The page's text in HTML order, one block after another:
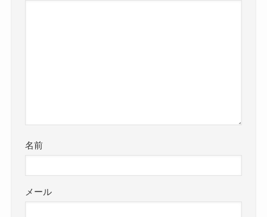
名前
メール